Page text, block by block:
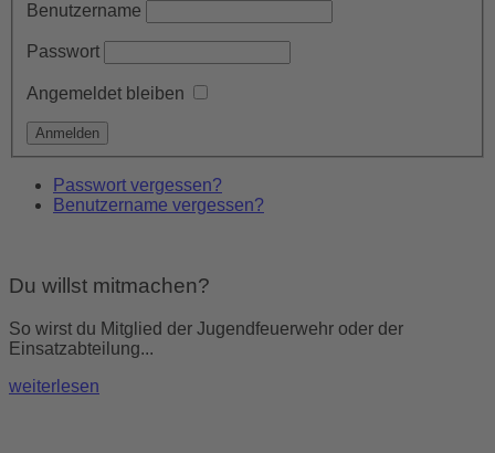
Benutzername
Passwort
Angemeldet bleiben
Passwort vergessen?
Benutzername vergessen?
Du willst mitmachen?
So wirst du Mitglied der Jugendfeuerwehr oder der
Einsatzabteilung...
weiterlesen